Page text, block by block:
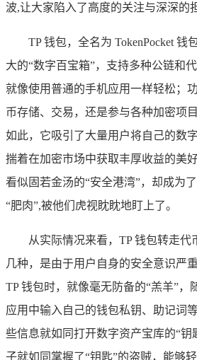
波,让大家陷入了高度的关注与深深的
TP 钱包，全名为 TokenPocket 钱
大的“数字百宝箱”，支持多种公链和
就像使用普通的手机应用一样轻松；
币存储、交易，还是参与各种加密项
如此，它吸引了大量用户将自己的数
揣着在加密市场中获取丰厚收益的美
看似固若金汤的“安全港湾”，却成为
“肥肉”,被他们虎视眈眈地盯上了。
从实际情况来看，TP 钱包转走
几种，是由于用户自身的安全意识严
TP 钱包时，就像毫无防备的“羔羊”，
应用中输入自己的钱包私钥、助记词
些信息就如同打开数字资产宝库的“钥
子就如同掌握了“钥匙”的盗贼，能够